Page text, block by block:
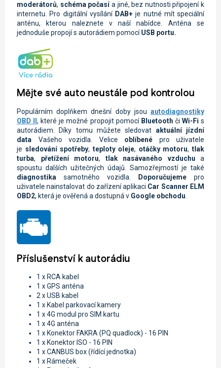
moderátorů, schéma počasía jiné, bez nutnosti připojení k
internetu. Pro digitální vysílání DAB+ je nutné mít speciální
anténu, kterou naleznete v naší nabídce. Anténa se
jednoduše propojí s autorádiem pomocíUSB portu.
Mějte své auto neustále pod kontrolou
Populárním doplňkem dnešní doby jsou autodiagnostiky
OBD II, které je možné propojit pomocí Bluetooth či Wi-Fi s
autorádiem. Díky tomu můžete sledovat aktuální jízdní
data Vašeho vozidla. Velice oblíbené pro uživatele
je sledování spotřeby, teploty oleje, otáčky motoru,tlak
turba, přetížení motoru, tlak nasávaného vzduchu a
spoustu dalších užitečných údajů. Samozřejmostí je také
diagnostika samotného vozidla. Doporučujeme pro
uživatele nainstalovat do zařízení aplikaci Car Scanner ELM
OBD2, která je ověřená a dostupná v Google obchodu
Příslušenství k autorádiu
1 x RCA kabel
1 x GPS anténa
2 x USB kabel
1 x Kabel parkovací kamery
1 x 4G modul pro SIM kartu
1 x 4G anténa
1 x Konektor FAKRA (PQ quadlock) - 16 PIN
1 x Konektor ISO - 16 PIN
1 x CANBUS box (řídící jednotka)
1 x Rámeček